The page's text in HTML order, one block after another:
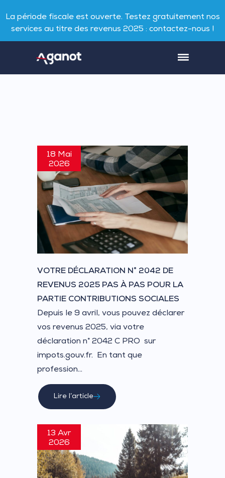
La période fiscale est ouverte. Testez gratuitement nos
services au titre des revenus 2025 : contactez-nous !
18 Mai
2026
VOTRE DÉCLARATION N° 2042 DE
REVENUS 2025 PAS À PAS POUR LA
PARTIE CONTRIBUTIONS SOCIALES
Depuis le 9 avril, vous pouvez déclarer
vos revenus 2025, via votre
déclaration n° 2042 C PRO sur
impots.gouv.fr. En tant que
profession...
Lire l’article
13 Avr
2026